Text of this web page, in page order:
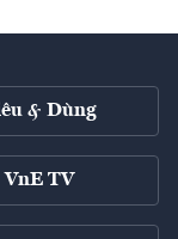
& Dùng
VnE TV